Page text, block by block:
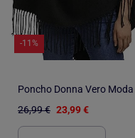
-11%
Poncho Donna Vero Moda
26,99 € 23,99 €